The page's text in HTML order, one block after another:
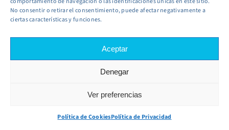
No consentir o retirar el consentimiento, puede afectar negativamente a
ciertas características y funciones.
Aceptar
Denegar
Ver preferencias
Política de CookiesPolítica de Privacidad
¿CÓMO REALIZAR TU PRIMER DEPÓSITO?
Una vez que tu cuenta esté activada, es hora de
realizar tu primer depósitopara empezar a
invertir. Sigue estos pasos:
Accede a tu cuenta y dirígete a la sección de
Ingresa la cantidad que deseas depositar y